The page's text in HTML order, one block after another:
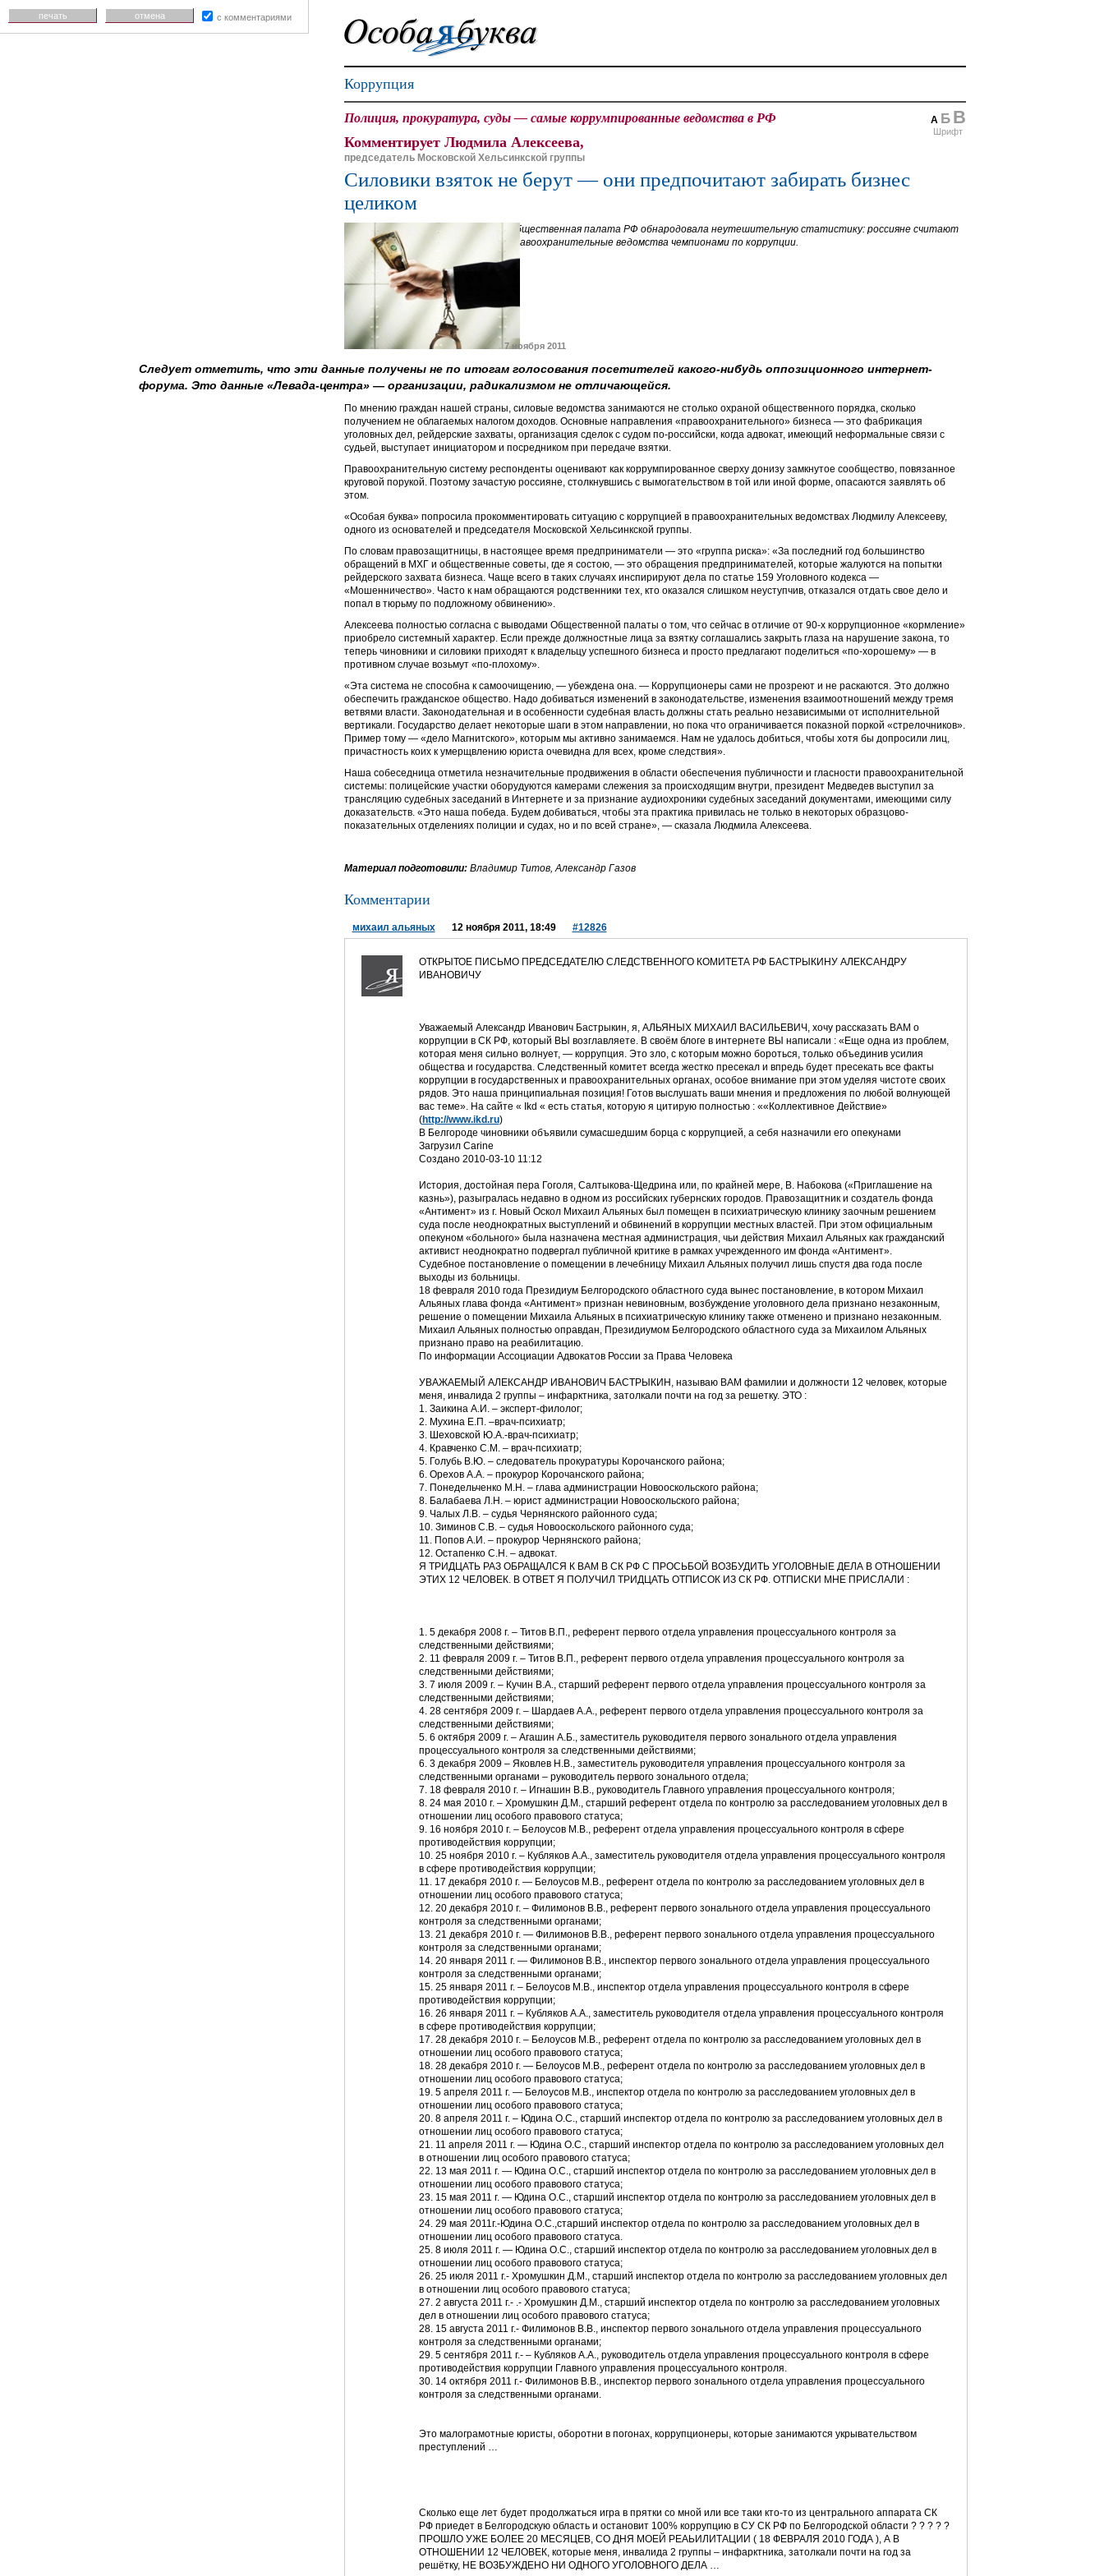
Коррупция
А Б В
Шрифт
Полиция, прокуратура, суды — самые коррумпированные ведомства в РФ
Комментирует Людмила Алексеева,
председатель Московской Хельсинкской группы
Силовики взяток не берут — они предпочитают забирать бизнес
целиком
Общественная палата РФ обнародовала неутешительную статистику: россияне считают
правоохранительные ведомства чемпионами по коррупции.
7 ноября 2011
Следует отметить, что эти данные получены не по итогам голосования посетителей какого-нибудь оппозиционного интернет-
форума. Это данные «Левада-центра» — организации, радикализмом не отличающейся.
По мнению граждан нашей страны, силовые ведомства занимаются не столько охраной общественного порядка, сколько
получением не облагаемых налогом доходов. Основные направления «правоохранительного» бизнеса — это фабрикация
уголовных дел, рейдерские захваты, организация сделок с судом по-российски, когда адвокат, имеющий неформальные связи с
судьей, выступает инициатором и посредником при передаче взятки.
Правоохранительную систему респонденты оценивают как коррумпированное сверху донизу замкнутое сообщество, повязанное
круговой порукой. Поэтому зачастую россияне, столкнувшись с вымогательством в той или иной форме, опасаются заявлять об
этом.
«Особая буква» попросила прокомментировать ситуацию с коррупцией в правоохранительных ведомствах Людмилу Алексееву,
одного из основателей и председателя Московской Хельсинкской группы.
По словам правозащитницы, в настоящее время предприниматели — это «группа риска»: «За последний год большинство
обращений в МХГ и общественные советы, где я состою, — это обращения предпринимателей, которые жалуются на попытки
рейдерского захвата бизнеса. Чаще всего в таких случаях инспирируют дела по статье 159 Уголовного кодекса —
«Мошенничество». Часто к нам обращаются родственники тех, кто оказался слишком неуступчив, отказался отдать свое дело и
попал в тюрьму по подложному обвинению».
Алексеева полностью согласна с выводами Общественной палаты о том, что сейчас в отличие от 90-х коррупционное «кормление»
приобрело системный характер. Если прежде должностные лица за взятку соглашались закрыть глаза на нарушение закона, то
теперь чиновники и силовики приходят к владельцу успешного бизнеса и просто предлагают поделиться «по-хорошему» — в
противном случае возьмут «по-плохому».
«Эта система не способна к самоочищению, — убеждена она. — Коррупционеры сами не прозреют и не раскаются. Это должно
обеспечить гражданское общество. Надо добиваться изменений в законодательстве, изменения взаимоотношений между тремя
ветвями власти. Законодательная и в особенности судебная власть должны стать реально независимыми от исполнительной
вертикали. Государство делает некоторые шаги в этом направлении, но пока что ограничивается показной поркой «стрелочников».
Пример тому — «дело Магнитского», которым мы активно занимаемся. Нам не удалось добиться, чтобы хотя бы допросили лиц,
причастность коих к умерщвлению юриста очевидна для всех, кроме следствия».
Наша собеседница отметила незначительные продвижения в области обеспечения публичности и гласности правоохранительной
системы: полицейские участки оборудуются камерами слежения за происходящим внутри, президент Медведев выступил за
трансляцию судебных заседаний в Интернете и за признание аудиохроники судебных заседаний документами, имеющими силу
доказательств. «Это наша победа. Будем добиваться, чтобы эта практика привилась не только в некоторых образцово-
показательных отделениях полиции и судах, но и по всей стране», — сказала Людмила Алексеева.
Материал подготовили:Владимир Титов, Александр Газов
Комментарии
михаил альяных 12 ноября 2011, 18:49 #12826
ОТКРЫТОЕ ПИСЬМО ПРЕДСЕДАТЕЛЮ СЛЕДСТВЕННОГО КОМИТЕТА РФ БАСТРЫКИНУ АЛЕКСАНДРУ
ИВАНОВИЧУ
Уважаемый Александр Иванович Бастрыкин, я, АЛЬЯНЫХ МИХАИЛ ВАСИЛЬЕВИЧ, хочу рассказать ВАМ о
коррупции в СК РФ, который ВЫ возглавляете. В своём блоге в интернете ВЫ написали : «Еще одна из проблем,
которая меня сильно волнует, — коррупция. Это зло, с которым можно бороться, только объединив усилия
общества и государства. Следственный комитет всегда жестко пресекал и впредь будет пресекать все факты
коррупции в государственных и правоохранительных органах, особое внимание при этом уделяя чистоте своих
рядов. Это наша принципиальная позиция! Готов выслушать ваши мнения и предложения по любой волнующей
вас теме». На сайте « Ikd « есть статья, которую я цитирую полностью : ««Коллективное Действие»
(http://www.ikd.ru)
В Белгороде чиновники объявили сумасшедшим борца с коррупцией, а себя назначили его опекунами
Загрузил Carine
Создано 2010-03-10 11:12
История, достойная пера Гоголя, Салтыкова-Щедрина или, по крайней мере, В. Набокова («Приглашение на
казнь»), разыгралась недавно в одном из российских губернских городов. Правозащитник и создатель фонда
«Антимент» из г. Новый Оскол Михаил Альяных был помещен в психиатрическую клинику заочным решением
суда после неоднократных выступлений и обвинений в коррупции местных властей. При этом официальным
опекуном «больного» была назначена местная администрация, чьи действия Михаил Альяных как гражданский
активист неоднократно подвергал публичной критике в рамках учрежденного им фонда «Антимент».
Судебное постановление о помещении в лечебницу Михаил Альяных получил лишь спустя два года после
выходы из больницы.
18 февраля 2010 года Президиум Белгородского областного суда вынес постановление, в котором Михаил
Альяных глава фонда «Антимент» признан невиновным, возбуждение уголовного дела признано незаконным,
решение о помещении Михаила Альяных в психиатрическую клинику также отменено и признано незаконным.
Михаил Альяных полностью оправдан, Президиумом Белгородского областного суда за Михаилом Альяных
признано право на реабилитацию.
По информации Ассоциации Адвокатов России за Права Человека
УВАЖАЕМЫЙ АЛЕКСАНДР ИВАНОВИЧ БАСТРЫКИН, называю ВАМ фамилии и должности 12 человек, которые
меня, инвалида 2 группы – инфарктника, затолкали почти на год за решетку. ЭТО :
1. Заикина А.И. – эксперт-филолог;
2. Мухина Е.П. –врач-психиатр;
3. Шеховской Ю.А.-врач-психиатр;
4. Кравченко С.М. – врач-психиатр;
5. Голубь В.Ю. – следователь прокуратуры Корочанского района;
6. Орехов А.А. – прокурор Корочанского района;
7. Понедельченко М.Н. – глава администрации Новооскольского района;
8. Балабаева Л.Н. – юрист администрации Новооскольского района;
9. Чалых Л.В. – судья Чернянского районного суда;
10. Зиминов С.В. – судья Новооскольского районного суда;
11. Попов А.И. – прокурор Чернянского района;
12. Остапенко С.Н. – адвокат.
Я ТРИДЦАТЬ РАЗ ОБРАЩАЛСЯ К ВАМ В СК РФ С ПРОСЬБОЙ ВОЗБУДИТЬ УГОЛОВНЫЕ ДЕЛА В ОТНОШЕНИИ
ЭТИХ 12 ЧЕЛОВЕК. В ОТВЕТ Я ПОЛУЧИЛ ТРИДЦАТЬ ОТПИСОК ИЗ СК РФ. ОТПИСКИ МНЕ ПРИСЛАЛИ :
1. 5 декабря 2008 г. – Титов В.П., референт первого отдела управления процессуального контроля за
следственными действиями;
2. 11 февраля 2009 г. – Титов В.П., референт первого отдела управления процессуального контроля за
следственными действиями;
3. 7 июля 2009 г. – Кучин В.А., старший референт первого отдела управления процессуального контроля за
следственными действиями;
4. 28 сентября 2009 г. – Шардаев А.А., референт первого отдела управления процессуального контроля за
следственными действиями;
5. 6 октября 2009 г. – Агашин А.Б., заместитель руководителя первого зонального отдела управления
процессуального контроля за следственными действиями;
6. 3 декабря 2009 – Яковлев Н.В., заместитель руководителя управления процессуального контроля за
следственными органами – руководитель первого зонального отдела;
7. 18 февраля 2010 г. – Игнашин В.В., руководитель Главного управления процессуального контроля;
8. 24 мая 2010 г. – Хромушкин Д.М., старший референт отдела по контролю за расследованием уголовных дел в
отношении лиц особого правового статуса;
9. 16 ноября 2010 г. – Белоусов М.В., референт отдела управления процессуального контроля в сфере
противодействия коррупции;
10. 25 ноября 2010 г. – Кубляков А.А., заместитель руководителя отдела управления процессуального контроля
в сфере противодействия коррупции;
11. 17 декабря 2010 г. — Белоусов М.В., референт отдела по контролю за расследованием уголовных дел в
отношении лиц особого правового статуса;
12. 20 декабря 2010 г. – Филимонов В.В., референт первого зонального отдела управления процессуального
контроля за следственными органами;
13. 21 декабря 2010 г. — Филимонов В.В., референт первого зонального отдела управления процессуального
контроля за следственными органами;
14. 20 января 2011 г. — Филимонов В.В., инспектор первого зонального отдела управления процессуального
контроля за следственными органами;
15. 25 января 2011 г. – Белоусов М.В., инспектор отдела управления процессуального контроля в сфере
противодействия коррупции;
16. 26 января 2011 г. – Кубляков А.А., заместитель руководителя отдела управления процессуального контроля
в сфере противодействия коррупции;
17. 28 декабря 2010 г. – Белоусов М.В., референт отдела по контролю за расследованием уголовных дел в
отношении лиц особого правового статуса;
18. 28 декабря 2010 г. — Белоусов М.В., референт отдела по контролю за расследованием уголовных дел в
отношении лиц особого правового статуса;
19. 5 апреля 2011 г. — Белоусов М.В., инспектор отдела по контролю за расследованием уголовных дел в
отношении лиц особого правового статуса;
20. 8 апреля 2011 г. – Юдина О.С., старший инспектор отдела по контролю за расследованием уголовных дел в
отношении лиц особого правового статуса;
21. 11 апреля 2011 г. — Юдина О.С., старший инспектор отдела по контролю за расследованием уголовных дел
в отношении лиц особого правового статуса;
22. 13 мая 2011 г. — Юдина О.С., старший инспектор отдела по контролю за расследованием уголовных дел в
отношении лиц особого правового статуса;
23. 15 мая 2011 г. — Юдина О.С., старший инспектор отдела по контролю за расследованием уголовных дел в
отношении лиц особого правового статуса;
24. 29 мая 2011г.-Юдина О.С.,старший инспектор отдела по контролю за расследованием уголовных дел в
отношении лиц особого правового статуса.
25. 8 июля 2011 г. — Юдина О.С., старший инспектор отдела по контролю за расследованием уголовных дел в
отношении лиц особого правового статуса;
26. 25 июля 2011 г.- Хромушкин Д.М., старший инспектор отдела по контролю за расследованием уголовных дел
в отношении лиц особого правового статуса;
27. 2 августа 2011 г.- .- Хромушкин Д.М., старший инспектор отдела по контролю за расследованием уголовных
дел в отношении лиц особого правового статуса;
28. 15 августа 2011 г.- Филимонов В.В., инспектор первого зонального отдела управления процессуального
контроля за следственными органами;
29. 5 сентября 2011 г.- – Кубляков А.А., руководитель отдела управления процессуального контроля в сфере
противодействия коррупции Главного управления процессуального контроля.
30. 14 октября 2011 г.- Филимонов В.В., инспектор первого зонального отдела управления процессуального
контроля за следственными органами.
Это малограмотные юристы, оборотни в погонах, коррупционеры, которые занимаются укрывательством
преступлений …
Сколько еще лет будет продолжаться игра в прятки со мной или все таки кто-то из центрального аппарата СК
РФ приедет в Белгородскую область и остановит 100% коррупцию в СУ СК РФ по Белгородской области ? ? ? ? ?
ПРОШЛО УЖЕ БОЛЕЕ 20 МЕСЯЦЕВ, СО ДНЯ МОЕЙ РЕАЬИЛИТАЦИИ ( 18 ФЕВРАЛЯ 2010 ГОДА ), А В
ОТНОШЕНИИ 12 ЧЕЛОВЕК, которые меня, инвалида 2 группы – инфарктника, затолкали почти на год за
решётку, НЕ ВОЗБУЖДЕНО НИ ОДНОГО УГОЛОВНОГО ДЕЛА …
печать отмена с комментариями